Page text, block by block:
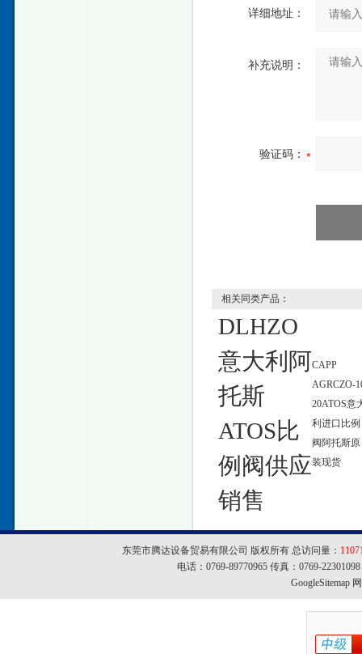
详细地址：
补充说明：
验证码：
相关同类产品：
DLHZO
意大利阿
托斯
ATOS比
例阀供应
销售
CAPP
AGRCZO-
20ATOS意
利进口比例
阀阿托斯原
装现货
东莞市腾达设备贸易有限公司 版权所有 总访问量：
电话：0769-89770965 传真：0769-
GoogleSitemap网